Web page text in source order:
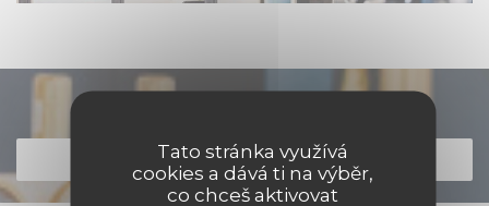
Tato stránka využívá
cookies a dává ti na výběr,
co chceš aktivovat
OBJEVTE NAŠE MENU